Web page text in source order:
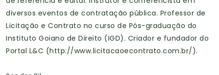
diversos eventos de contratação pública. Professor de
Licitação e Contrato no curso de Pós-graduação do
Instituto Goiano de Direito (IGD). Criador e fundador do
Portal L&C (http://www.licitacaoecontrato.com.br/).